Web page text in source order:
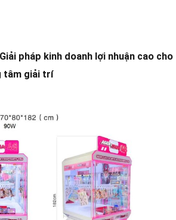
pháp kinh doanh lợi nhuận cao cho
tâm giải trí